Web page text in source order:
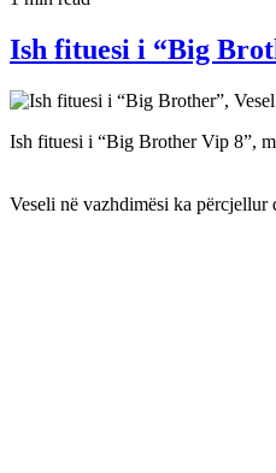
Ish fituesi i “Big
Ish fituesi i “Big Brother Vip 8”,
Veseli në vazhdimësi ka përcjellur